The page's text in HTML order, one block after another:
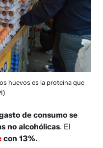
huevos es la proteína que
de consumo se
no alcohólicas. El
con 13%.